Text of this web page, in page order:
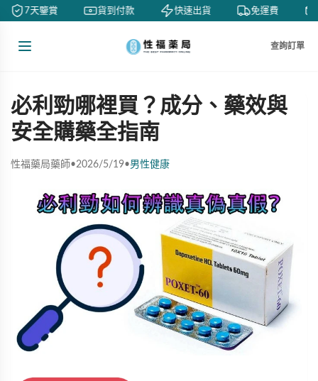
7天鑒賞 貨到付款 快速出貨 免運費
查詢訂單
必利勁哪裡買？成分、藥效與
安全購藥全指南
性福藥局藥師•2026/5/19•男性健康